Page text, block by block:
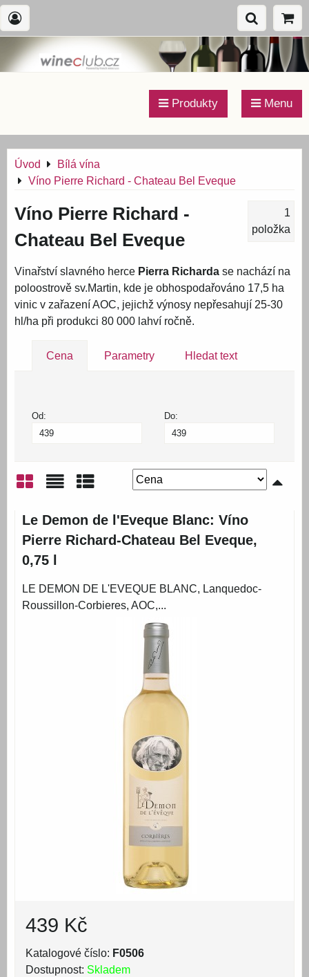
Produkty Menu
Úvod
Bílá vína
Víno Pierre Richard - Chateau Bel Eveque
Víno Pierre Richard -
Chateau Bel Eveque
1
položka
Vinařství slavného herce Pierra Richarda se nachází na
poloostrově sv.Martin, kde je obhospodařováno 17,5 ha
vinic v zařazení AOC, jejichž výnosy nepřesahují 25-30
hl/ha při produkci 80 000 lahví ročně.
Cena Parametry Hledat text
Od: Do:
Le Demon de l'Eveque Blanc: Víno
Pierre Richard-Chateau Bel Eveque,
0,75 l
LE DEMON DE L'EVEQUE BLANC, Lanquedoc-
Roussillon-Corbieres, AOC,...
439 Kč
Katalogové číslo: F0506
Dostupnost: Skladem